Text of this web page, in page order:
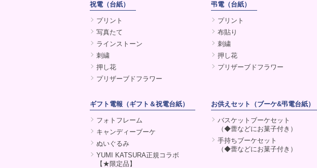
祝電（台紙）
プリント
写真たて
ラインストーン
刺繍
押し花
プリザーブドフラワー
ギフト電報（ギフト＆祝電台紙）
フォトフレーム
キャンディーブーケ
ぬいぐるみ
YUMI KATSURA正規コラボ
【★限定品】
弔電（台紙）
プリント
布貼り
刺繍
押し花
プリザーブドフラワー
お供えセット（ブーケ&弔電台紙）
バスケットブーケセット
（◆蕾などにお菓子付き）
手持ちブーケセット
（◆蕾などにお菓子付き）